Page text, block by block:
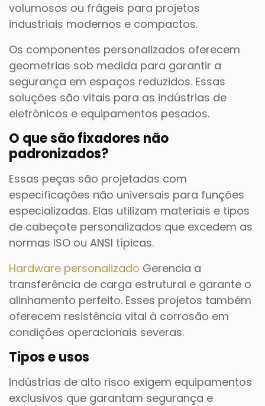
volumosos ou frágeis para projetos
industriais modernos e compactos.
Os componentes personalizados oferecem
geometrias sob medida para garantir a
segurança em espaços reduzidos. Essas
soluções são vitais para as indústrias de
eletrônicos e equipamentos pesados.
O que são fixadores não
padronizados?
Essas peças são projetadas com
especificações não universais para funções
especializadas. Elas utilizam materiais e tipos
de cabeçote personalizados que excedem as
normas ISO ou ANSI típicas.
Hardware personalizado Gerencia a
transferência de carga estrutural e garante o
alinhamento perfeito. Esses projetos também
oferecem resistência vital à corrosão em
condições operacionais severas.
Tipos e usos
Indústrias de alto risco exigem equipamentos
exclusivos que garantam segurança e